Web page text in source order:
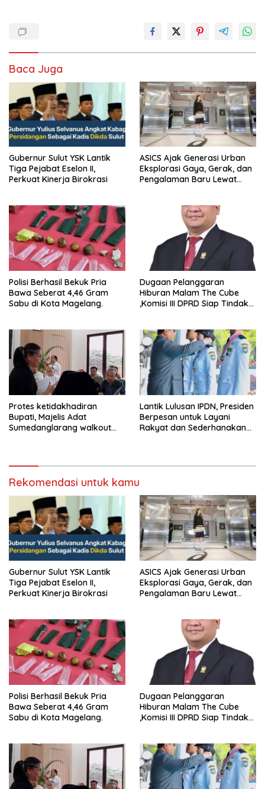
Baca Juga
Gubernur Sulut YSK Lantik
Tiga Pejabat Eselon II,
Perkuat Kinerja Birokrasi
ASICS Ajak Generasi Urban
Eksplorasi Gaya, Gerak, dan
Pengalaman Baru Lewat
Polisi Berhasil Bekuk Pria
Bawa Seberat 4,46 Gram
Sabu di Kota Magelang.
Dugaan Pelanggaran
Hiburan Malam The Cube
,Komisi III DPRD Siap Tindak
Protes ketidakhadiran
Bupati, Majelis Adat
Sumedanglarang walkout
Lantik Lulusan IPDN, Presiden
Berpesan untuk Layani
Rakyat dan Sederhanakan
Rekomendasi untuk kamu
Gubernur Sulut YSK Lantik
Tiga Pejabat Eselon II,
Perkuat Kinerja Birokrasi
ASICS Ajak Generasi Urban
Eksplorasi Gaya, Gerak, dan
Pengalaman Baru Lewat
Polisi Berhasil Bekuk Pria
Bawa Seberat 4,46 Gram
Sabu di Kota Magelang.
Dugaan Pelanggaran
Hiburan Malam The Cube
,Komisi III DPRD Siap Tindak